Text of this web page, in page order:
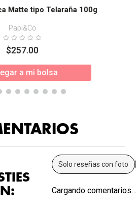
Matte tipo Telaraña 100g
Papi&Co
$257.00
a mi bolsa
Solo reseñas con foto
Cargando